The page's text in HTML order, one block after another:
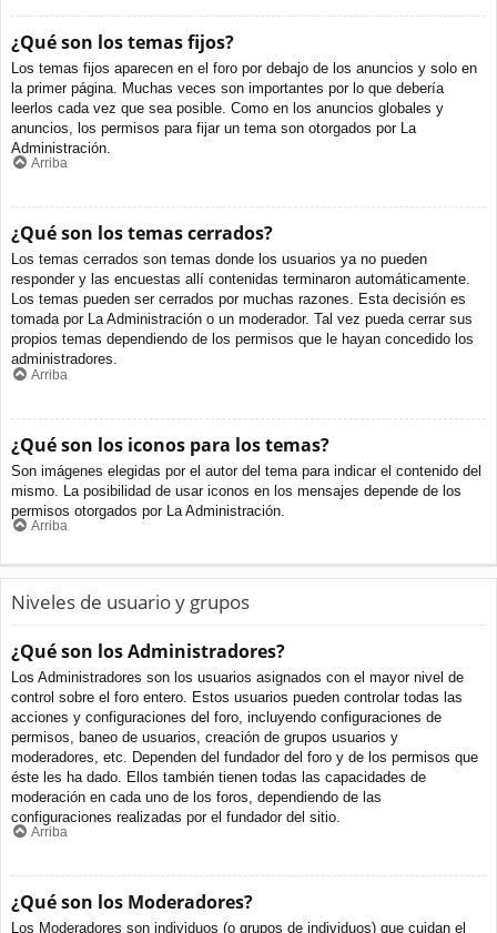
¿Qué son los temas fijos?
Los temas fijos aparecen en el foro por debajo de los anuncios y solo en
la primer página. Muchas veces son importantes por lo que debería
leerlos cada vez que sea posible. Como en los anuncios globales y
anuncios, los permisos para fijar un tema son otorgados por La
Administración.
Arriba
¿Qué son los temas cerrados?
Los temas cerrados son temas donde los usuarios ya no pueden
responder y las encuestas allí contenidas terminaron automáticamente.
Los temas pueden ser cerrados por muchas razones. Esta decisión es
tomada por La Administración o un moderador. Tal vez pueda cerrar sus
propios temas dependiendo de los permisos que le hayan concedido los
administradores.
Arriba
¿Qué son los iconos para los temas?
Son imágenes elegidas por el autor del tema para indicar el contenido del
mismo. La posibilidad de usar iconos en los mensajes depende de los
permisos otorgados por La Administración.
Arriba
Niveles de usuario y grupos
¿Qué son los Administradores?
Los Administradores son los usuarios asignados con el mayor nivel de
control sobre el foro entero. Estos usuarios pueden controlar todas las
acciones y configuraciones del foro, incluyendo configuraciones de
permisos, baneo de usuarios, creación de grupos usuarios y
moderadores, etc. Dependen del fundador del foro y de los permisos que
éste les ha dado. Ellos también tienen todas las capacidades de
moderación en cada uno de los foros, dependiendo de las
configuraciones realizadas por el fundador del sitio.
Arriba
¿Qué son los Moderadores?
Los Moderadores son individuos (o grupos de individuos) que cuidan el